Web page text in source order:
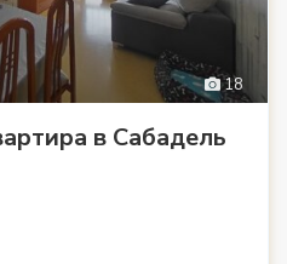
18
в Сабадель